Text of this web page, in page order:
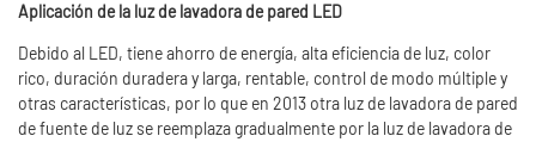
Aplicación de la luz de lavadora de pared LED
Debido al LED, tiene ahorro de energía, alta eficiencia de luz, color
rico, duración duradera y larga, rentable, control de modo múltiple y
otras características, por lo que en 2013 otra luz de lavadora de pared
de fuente de luz se reemplaza gradualmente por la luz de lavadora de